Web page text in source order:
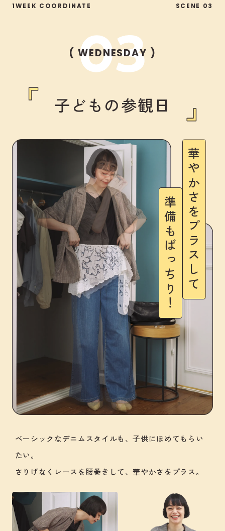
1WEEK COORDINATE SCENE 03
( WEDNESDAY )
子どもの参観日
華やかさをプラスして
準備もばっちり！
ベーシックなデニムスタイルも、子供にほめてもらい
たい。
さりげなくレースを腰巻きして、華やかさをプラス。